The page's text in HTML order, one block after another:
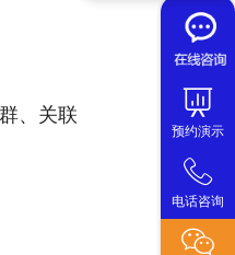
预约演示
电话咨询
、关联